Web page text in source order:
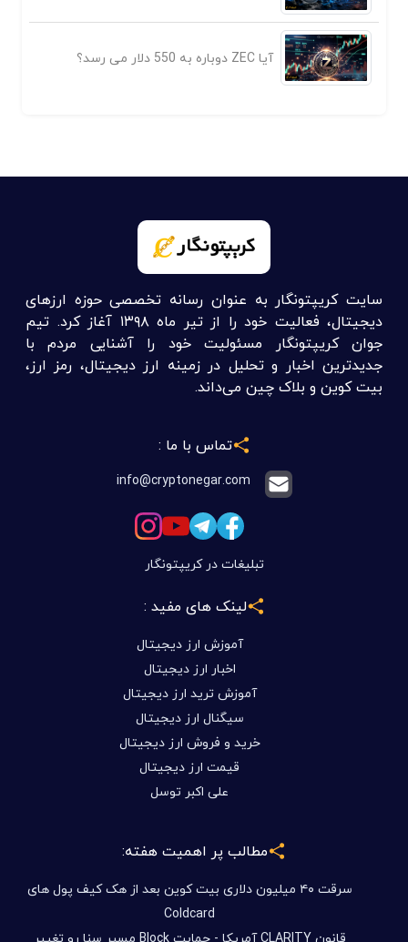
آیا ZEC دوباره به 550 دلار می رسد؟
سایت کریپتونگار به عنوان رسانه تخصصی حوزه ارزهای
دیجیتال، فعالیت خود را از تیر ماه ۱۳۹۸ آغاز کرد. تیم
جوان کریپتونگار مسئولیت خود را آشنایی مردم با
جدیدترین اخبار و تحلیل در زمینه ارز دیجیتال، رمز ارز،
بیت کوین و بلاک چین می‌داند.
تماس با ما :
info@cryptonegar.com
تبلیغات در کریپتونگار
لینک های مفید :
آموزش ارز دیجیتال
اخبار ارز دیجیتال
آموزش ترید ارز دیجیتال
سیگنال ارز دیجیتال
خرید و فروش ارز دیجیتال
قیمت ارز دیجیتال
علی اکبر توسل
مطالب پر اهمیت هفته:
سرقت ۴۰ میلیون دلاری بیت کوین بعد از هک کیف پول های
Coldcard